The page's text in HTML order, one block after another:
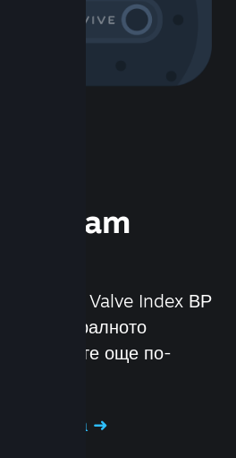
Steam
Deck и Valve Index ВР
игралното
компютрите още по-
хардуера